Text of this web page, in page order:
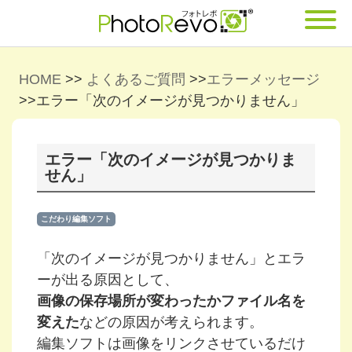
HOME >> よくあるご質問 >>エラーメッセージ
>>エラー「次のイメージが見つかりません」
エラー「次のイメージが見つかりま
せん」
こだわり編集ソフト
「次のイメージが見つかりません」とエラ
ーが出る原因として、
画像の保存場所が変わったかファイル名を
変えたなどの原因が考えられます。
編集ソフトは画像をリンクさせているだけ